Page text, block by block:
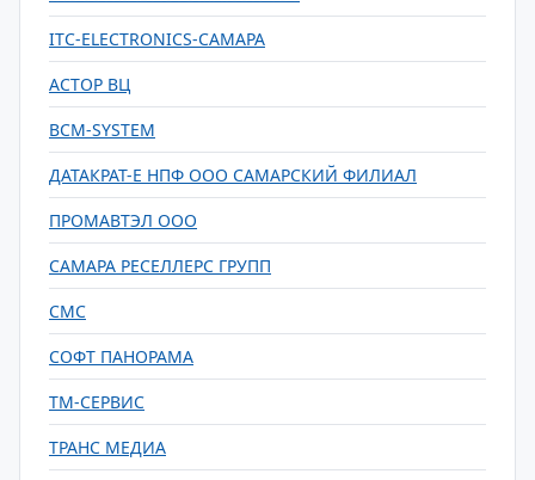
ITC-ELECTRONICS-САМАРА
АСТОР ВЦ
ВСМ-SYSTEM
ДАТАКРАТ-Е НПФ ООО САМАРСКИЙ ФИЛИАЛ
ПРОМАВТЭЛ ООО
САМАРА РЕСЕЛЛЕРС ГРУПП
СМС
СОФТ ПАНОРАМА
ТМ-СЕРВИС
ТРАНС МЕДИА